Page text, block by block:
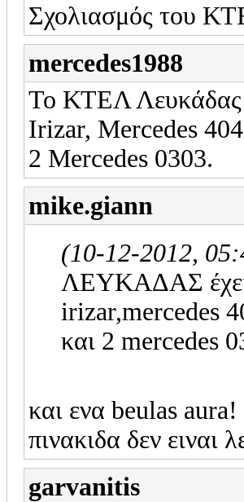
Σχολιασμός του
mercedes1988
To ΚΤΕΛ Λευκάδας
Irizar, Mercedes
2 Mercedes 0303.
mike.giann
(10-12-2012,
ΛΕΥΚΑΔΑΣ έχει
irizar,mercedes
και 2 mercedes
και ενα beulas
πινακιδα δεν ειναι
garvanitis